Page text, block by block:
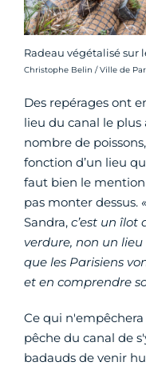
Radeau végétalisé sur
Crédit photo :
Christophe Belin / Ville de
Des repérages ont
lieu du canal le
nombre de
fonction d’un lieu
faut bien le
pas monter dessus.
Sandra, c’est un îlot
verdure, non un
que les Parisiens
et en comprendre
Ce qui
pêche du canal de
badauds de venir